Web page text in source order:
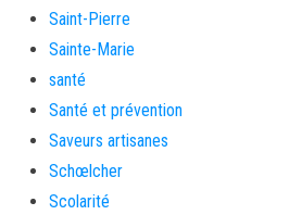
Saint-Pierre
Sainte-Marie
santé
Santé et prévention
Saveurs artisanes
Schœlcher
Scolarité